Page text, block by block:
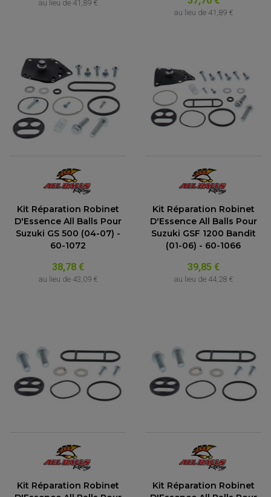
BIELLETTES DE DIRECTION
CÂBLE ACCÉLÉRATEUR / EMBRAYAGE / STARTER
COLONNE DE DIRECTION QUAD
LEVIER DE FREIN ET D'EMBRAYAGE
ROTULE DE DIRECTION
au lieu de 41,89 €
au lieu de 41,89 €
Kit Réparation Robinet
D'Essence All Balls Pour
Suzuki GS 500 (04-07) -
60-1072
38,78 €
au lieu de 43,09 €
Kit Réparation Robinet
D'Essence All Balls Pour
Suzuki GSF 1200 Bandit
(01-06) - 60-1066
39,85 €
au lieu de 44,28 €
Kit Réparation Robinet
Kit Réparation Robinet